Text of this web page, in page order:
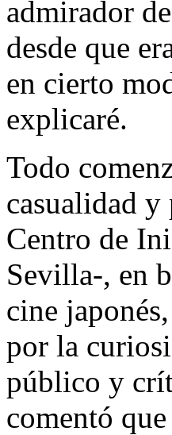
admirador
desde que
en cierto
explicaré.
Todo
casualidad
Centro de
Sevilla-, en
cine japonés,
por la
público y
comentó